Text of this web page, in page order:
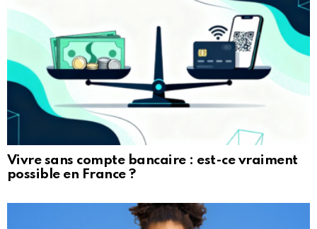
Vivre sans compte bancaire : est-ce vraiment
possible en France ?